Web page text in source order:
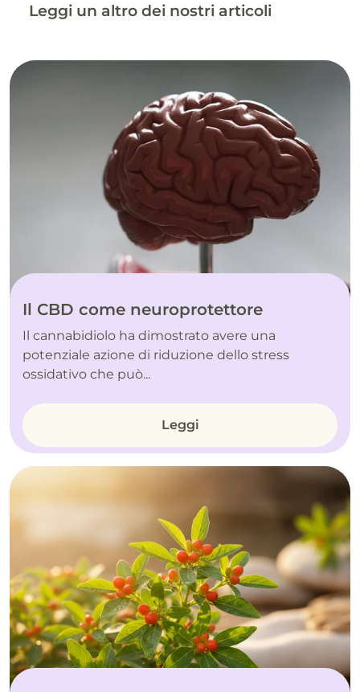
Leggi un altro dei nostri articoli
Il CBD come neuroprotettore
Il cannabidiolo ha dimostrato avere una
potenziale azione di riduzione dello stress
ossidativo che può...
Leggi